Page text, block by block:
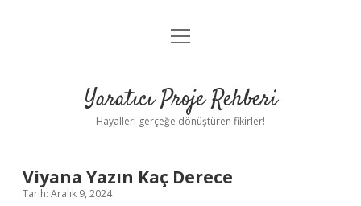
Anasayfa
Yasal Uyarı
menüyü
Yaratıcı Proje Rehberi
Hayalleri gerçeğe dönüştüren fikirler!
Viyana Yazın Kaç Derece
Tarih: Aralık 9, 2024